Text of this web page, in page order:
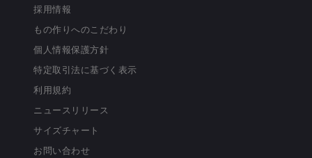
採用情報
もの作りへのこだわり
個人情報保護方針
特定取引法に基づく表示
利用規約
ニュースリリース
サイズチャート
お問い合わせ